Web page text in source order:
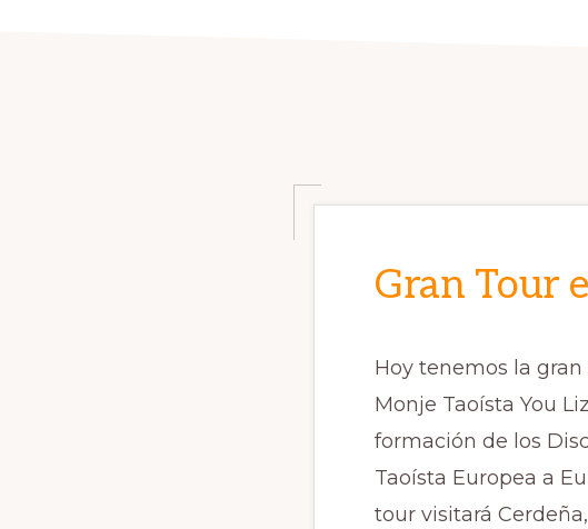
Gran Tour
Hoy tenemos la
Monje Taoísta You
formación de los
Taoísta Europea a
tour visitará